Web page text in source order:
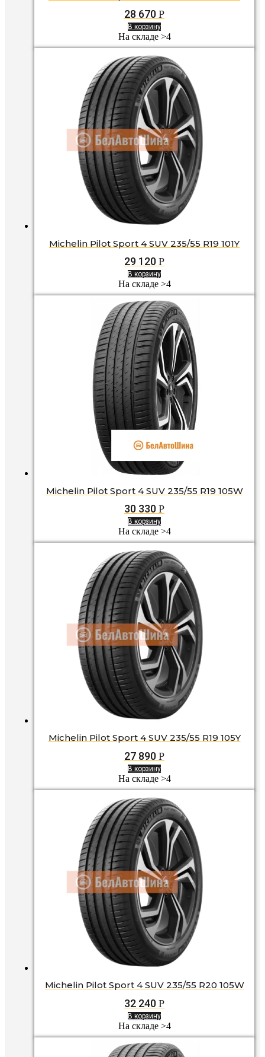
28 670 Р
В корзину
На складе >4
Michelin Pilot Sport 4 SUV 235/55 R19 101Y
29 120 Р
В корзину
На складе >4
Michelin Pilot Sport 4 SUV 235/55 R19 105W
30 330 Р
В корзину
На складе >4
Michelin Pilot Sport 4 SUV 235/55 R19 105Y
27 890 Р
В корзину
На складе >4
Michelin Pilot Sport 4 SUV 235/55 R20 105W
32 240 Р
В корзину
На складе >4